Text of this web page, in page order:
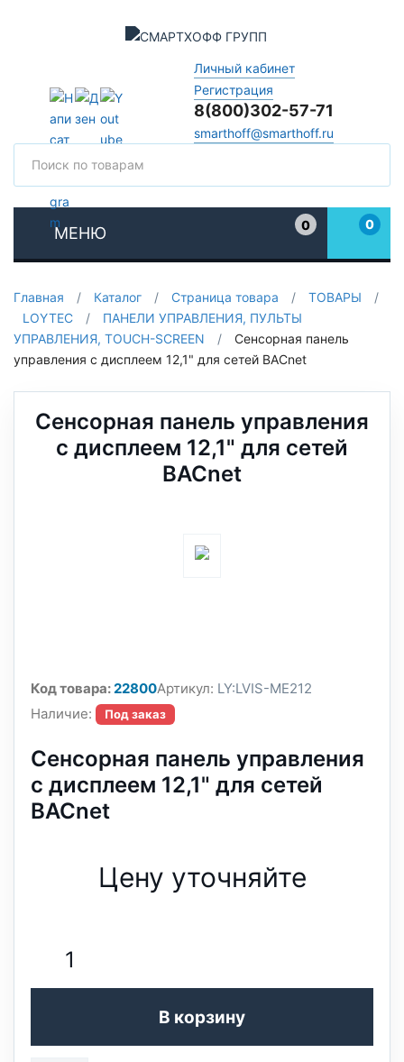
Личный кабинет
Регистрация
8(800)302-57-71
smarthoff@smarthoff.ru
МЕНЮ
0
0
Главная / Каталог / Страница товара / ТОВАРЫ
/
LOYTEC
/
ПАНЕЛИ УПРАВЛЕНИЯ, ПУЛЬТЫ
УПРАВЛЕНИЯ, TOUCH-SCREEN
/
Сенсорная панель
управления с дисплеем 12,1" для сетей BACnet
Сенсорная панель управления
с дисплеем 12,1" для сетей
BACnet
Код товара:22800Артикул: LY:LVIS-ME212
Наличие:
Под заказ
Сенсорная панель управления
с дисплеем 12,1" для сетей
BACnet
Цену уточняйте
В корзину